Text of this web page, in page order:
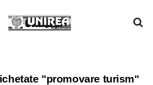
"promovare turism"